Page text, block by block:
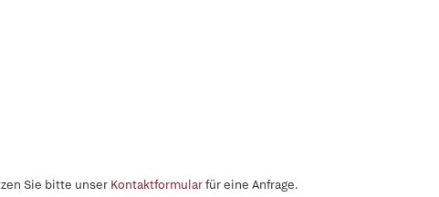
Sie bitte unser Kontaktformularfür eine Anfrage.